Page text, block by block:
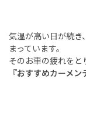
気温が高い日が続き
まっています。
そのお車の疲れをと
『おすすめカーメン